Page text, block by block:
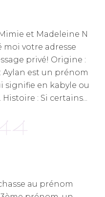
et Madeleine N
moi votre adresse
privé! Origine :
Aylan est un prénom
signifie en kabyle ou
: Si certains...
au prénom